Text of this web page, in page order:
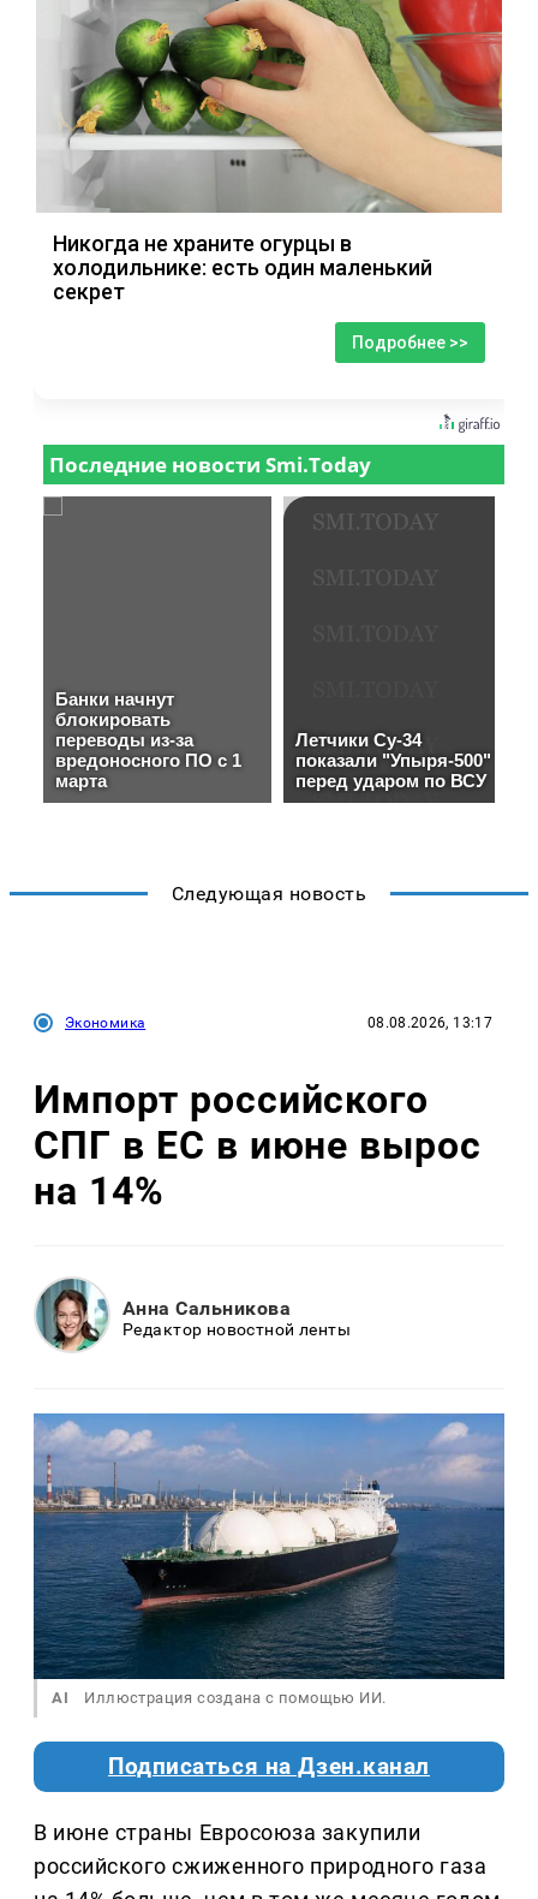
Никогда не храните огурцы в
холодильнике: есть один маленький
секрет
Подробнее >>
Следующая новость
Экономика 08.08.2026, 13:17
Импорт российского
СПГ в ЕС в июне вырос
на 14%
Анна Сальникова
Редактор новостной ленты
AI Иллюстрация создана с помощью ИИ.
Подписаться на Дзен.канал
В июне страны Евросоюза закупили
российского сжиженного природного газа